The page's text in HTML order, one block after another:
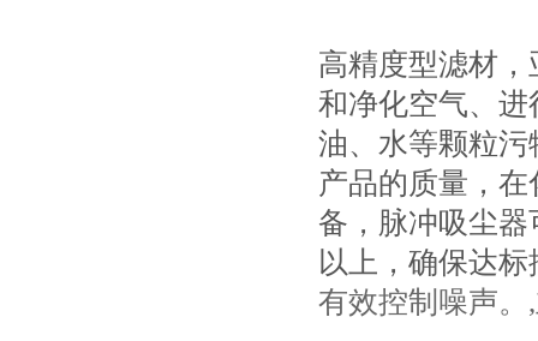
高精度型滤材
和净化空气、
油、水等颗粒
产品的质量，
备，脉冲吸尘
以上，确保达标
有效控制噪声